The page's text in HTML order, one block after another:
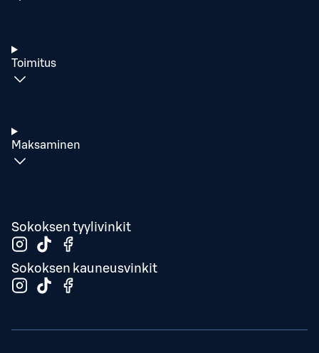
Toimitus
Maksaminen
Sokoksen tyylivinkit
Sokoksen kauneusvinkit